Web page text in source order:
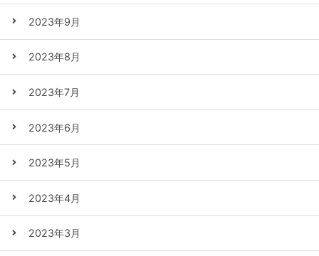
2023年9月
2023年8月
2023年7月
2023年6月
2023年5月
2023年4月
2023年3月